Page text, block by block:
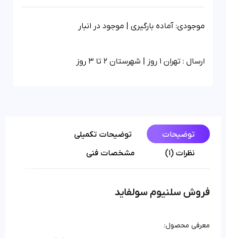
موجودی: آماده بارگیری | موجود در انبار
ارسال : تهران 1 روز | شهرستان 2 تا 3 روز
توضیحات
توضیحات تکمیلی
نظرات (1)
مشخصات فنی
فروش سلنیوم سولفاید
معرفی محصول: